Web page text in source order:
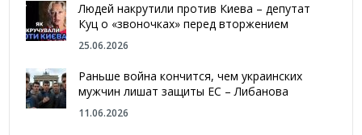
Людей накрутили против Киева – депутат
Куц о «звоночках» перед вторжением
25.06.2026
Раньше война кончится, чем украинских
мужчин лишат защиты ЕС – Либанова
11.06.2026